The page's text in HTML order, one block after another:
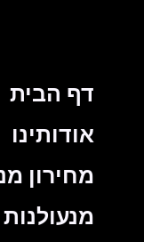
דף הבית
אודותינו
מחירון
מנעולנות